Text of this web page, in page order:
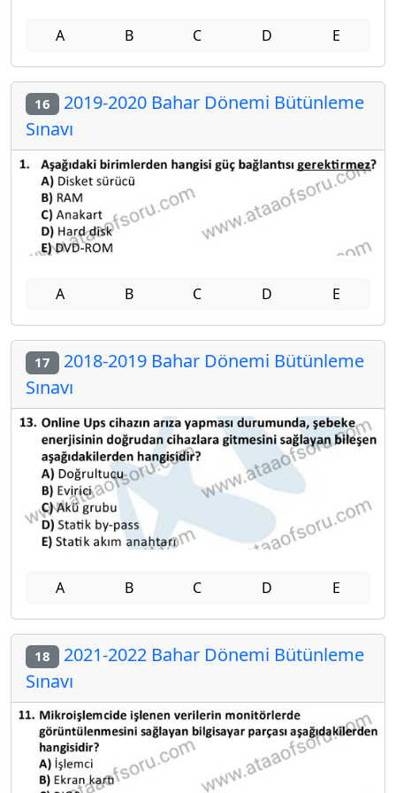
A B C D E
16 2019-2020 Bahar Dönemi Bütünleme
Sınavı
A B C D E
17 2018-2019 Bahar Dönemi Bütünleme
Sınavı
A B C D E
18 2021-2022 Bahar Dönemi Bütünleme
Sınavı